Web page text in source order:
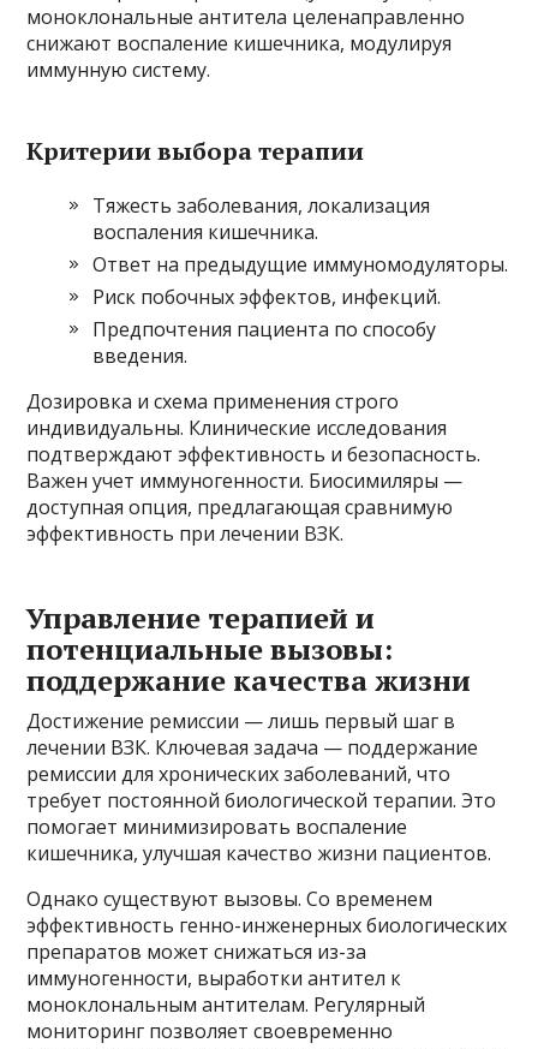
моноклональные антитела целенаправленно
снижают воспаление кишечника, модулируя
иммунную систему.
Критерии выбора терапии
Тяжесть заболевания, локализация
воспаления кишечника.
Ответ на предыдущие иммуномодуляторы.
Риск побочных эффектов, инфекций.
Предпочтения пациента по способу
введения.
Дозировка и схема применения строго
индивидуальны. Клинические исследования
подтверждают эффективность и безопасность.
Важен учет иммуногенности. Биосимиляры —
доступная опция, предлагающая сравнимую
эффективность при лечении ВЗК.
Управление терапией и
потенциальные вызовы:
поддержание качества жизни
Достижение ремиссии — лишь первый шаг в
лечении ВЗК. Ключевая задача — поддержание
ремиссии для хронических заболеваний, что
требует постоянной биологической терапии. Это
помогает минимизировать воспаление
кишечника, улучшая качество жизни пациентов.
Однако существуют вызовы. Со временем
эффективность генно-инженерных биологических
препаратов может снижаться из-за
иммуногенности, выработки антител к
моноклональным антителам. Регулярный
мониторинг позволяет своевременно